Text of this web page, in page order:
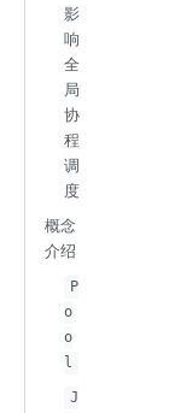
影
响
全
局
协
程
调
度
概念
介绍
P
o
o
l
J